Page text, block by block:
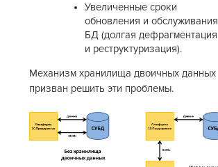
Увеличенные сроки
обновления и обслуживания
БД (долгая дефрагментация
и реструктуризация).
Механизм хранилища двоичных данных
призван решить эти проблемы.